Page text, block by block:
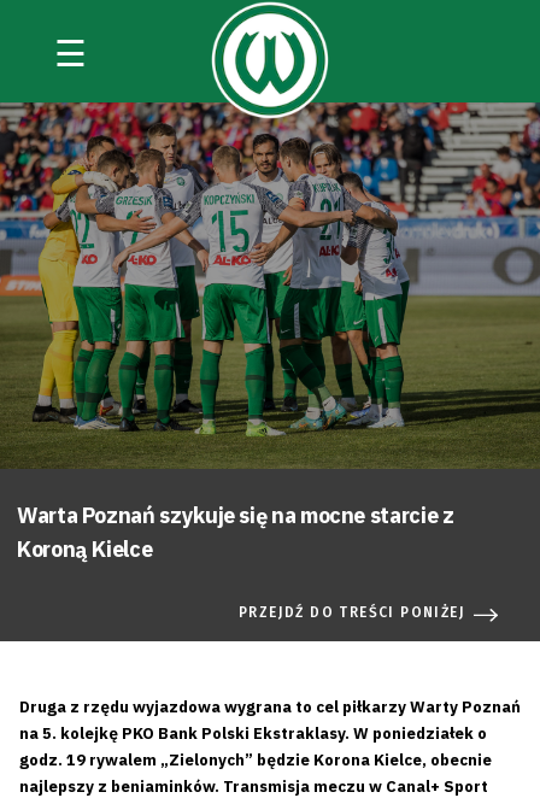
☰
Warta Poznań szykuje się na mocne starcie z
Koroną Kielce
PRZEJDŹ DO TREŚCI PONIŻEJ
Druga z rzędu wyjazdowa wygrana to cel piłkarzy Warty Poznań
na 5. kolejkę PKO Bank Polski Ekstraklasy. W poniedziałek o
godz. 19 rywalem „Zielonych” będzie Korona Kielce, obecnie
najlepszy z beniaminków. Transmisja meczu w Canal+ Sport